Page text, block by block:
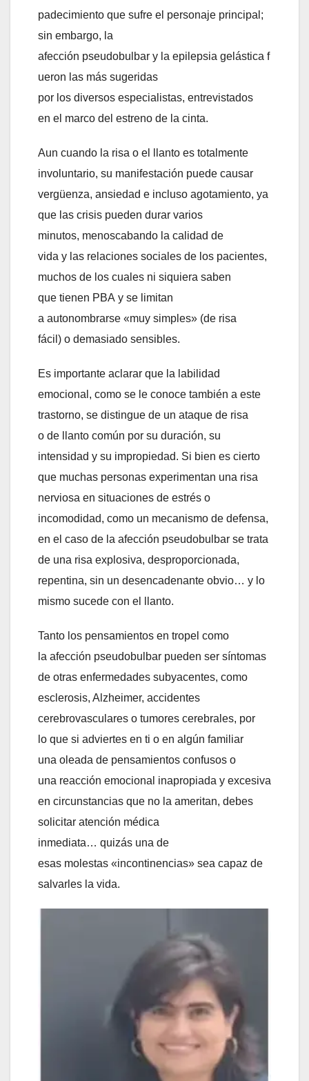
padecimiento que sufre el personaje principal;
sin embargo, la
afección pseudobulbar y la epilepsia gelástica f
ueron las más sugeridas
por los diversos especialistas, entrevistados
en el marco del estreno de la cinta.
Aun cuando la risa o el llanto es totalmente
involuntario, su manifestación puede causar
vergüenza, ansiedad e incluso agotamiento, ya
que las crisis pueden durar varios
minutos, menoscabando la calidad de
vida y las relaciones sociales de los pacientes,
muchos de los cuales ni siquiera saben
que tienen PBA y se limitan
a autonombrarse «muy simples» (de risa
fácil) o demasiado sensibles.
Es importante aclarar que la labilidad
emocional, como se le conoce también a este
trastorno, se distingue de un ataque de risa
o de llanto común por su duración, su
intensidad y su impropiedad. Si bien es cierto
que muchas personas experimentan una risa
nerviosa en situaciones de estrés o
incomodidad, como un mecanismo de defensa,
en el caso de la afección pseudobulbar se trata
de una risa explosiva, desproporcionada,
repentina, sin un desencadenante obvio… y lo
mismo sucede con el llanto.
Tanto los pensamientos en tropel como
la afección pseudobulbar pueden ser síntomas
de otras enfermedades subyacentes, como
esclerosis, Alzheimer, accidentes
cerebrovasculares o tumores cerebrales, por
lo que si adviertes en ti o en algún familiar
una oleada de pensamientos confusos o
una reacción emocional inapropiada y excesiva
en circunstancias que no la ameritan, debes
solicitar atención médica
inmediata… quizás una de
esas molestas «incontinencias» sea capaz de
salvarles la vida.